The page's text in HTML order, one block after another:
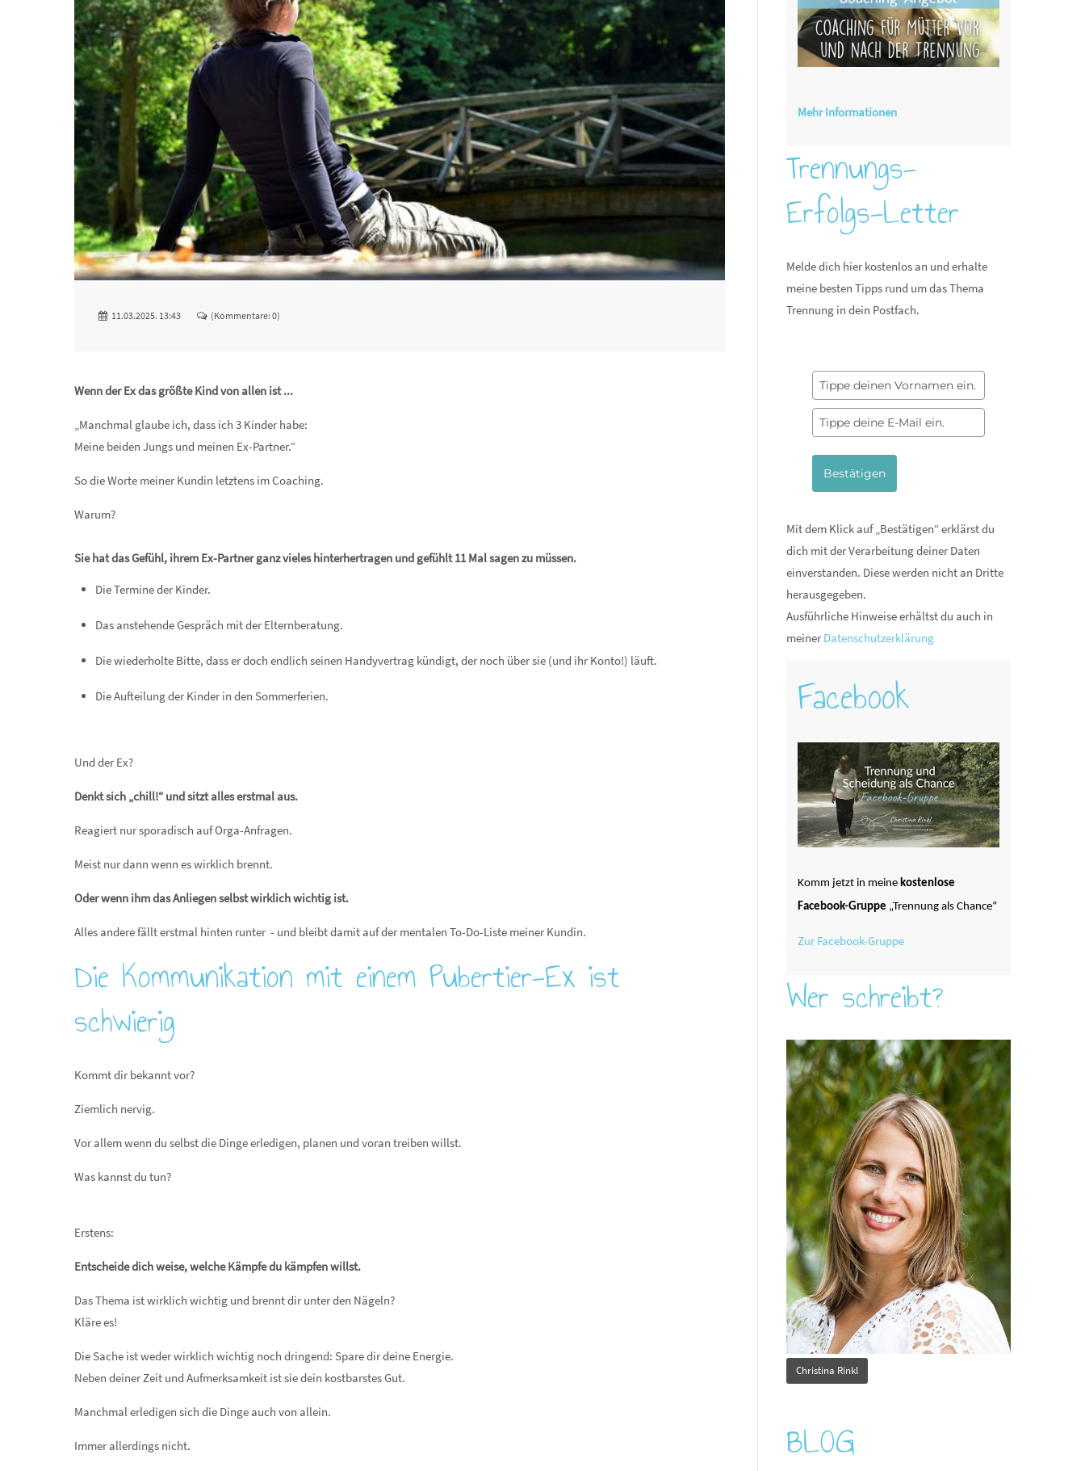
11.03.2025. 13:43 (Kommentare: 0)
Wenn der Ex das größte Kind von allen ist ...
„Manchmal glaube ich, dass ich 3 Kinder habe:
Meine beiden Jungs und meinen Ex-Partner.“
So die Worte meiner Kundin letztens im Coaching.
Warum?
Sie hat das Gefühl, ihrem Ex-Partner ganz vieles hinterhertragen und gefühlt 11 Mal sagen zu müssen.
Die Termine der Kinder.
Das anstehende Gespräch mit der Elternberatung.
Die wiederholte Bitte, dass er doch endlich seinen Handyvertrag kündigt, der noch über sie (und ihr Konto!) läuft.
Die Aufteilung der Kinder in den Sommerferien.
Und der Ex?
Denkt sich „chill!“ und sitzt alles erstmal aus.
Reagiert nur sporadisch auf Orga-Anfragen.
Meist nur dann wenn es wirklich brennt.
Oder wenn ihm das Anliegen selbst wirklich wichtig ist.
Alles andere fällt erstmal hinten runter - und bleibt damit auf der mentalen To-Do-Liste meiner Kundin.
Die Kommunikation mit einem Pubertier-Ex ist
schwierig
Kommt dir bekannt vor?
Ziemlich nervig.
Vor allem wenn du selbst die Dinge erledigen, planen und voran treiben willst.
Was kannst du tun?
Erstens:
Entscheide dich weise, welche Kämpfe du kämpfen willst.
Das Thema ist wirklich wichtig und brennt dir unter den Nägeln?
Kläre es!
Die Sache ist weder wirklich wichtig noch dringend: Spare dir deine Energie.
Neben deiner Zeit und Aufmerksamkeit ist sie dein kostbarstes Gut.
Manchmal erledigen sich die Dinge auch von allein.
Immer allerdings nicht.
Mehr Informationen
Trennungs-
Erfolgs-Letter
Melde dich hier kostenlos an und erhalte
meine besten Tipps rund um das Thema
Trennung in dein Postfach.
Bestätigen
Mit dem Klick auf „Bestätigen“ erklärst du
dich mit der Verarbeitung deiner Daten
einverstanden. Diese werden nicht an Dritte
herausgegeben.
Ausführliche Hinweise erhältst du auch in
meiner Datenschutzerklärung
Facebook
Komm jetzt in meine kostenlose
Facebook-Gruppe „Trennung als Chance“
Zur Facebook-Gruppe
Wer schreibt?
Christina Rinkl
BLOG